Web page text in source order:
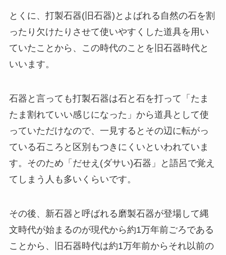
とくに、打製石器(旧石器)とよばれる自然の石を割
ったり欠けたりさせて使いやすくした道具を用い
ていたことから、この時代のことを旧石器時代と
いいます。
石器と言っても打製石器は石と石を打って「たま
たま割れていい感じになった」から道具として使
っていただけなので、一見するとその辺に転がっ
ている石ころと区別もつきにくいといわれていま
す。そのため「だせえ(ダサい)石器」と語呂で覚え
てしまう人も多いくらいです。
その後、新石器と呼ばれる磨製石器が登場して縄
文時代が始まるのが現代から約1万年前ごろである
ことから、旧石器時代は約1万年前からそれ以前の